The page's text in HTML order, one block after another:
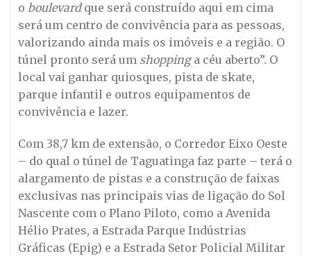
o boulevardque será construído aqui em cima
será um centro de convivência para as pessoas,
valorizando ainda mais os imóveis e a região. O
túnel pronto será um shoppinga céu aberto”. O
local vai ganhar quiosques, pista de skate,
parque infantil e outros equipamentos de
convivência e lazer.
Com 38,7 km de extensão, o Corredor Eixo Oeste
– do qual o túnel de Taguatinga faz parte – terá o
alargamento de pistas e a construção de faixas
exclusivas nas principais vias de ligação do Sol
Nascente com o Plano Piloto, como a Avenida
Hélio Prates, a Estrada Parque Indústrias
Gráficas (Epig) e a Estrada Setor Policial Militar